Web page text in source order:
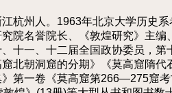
杭州人。1963年北京大学历史
院名誉院长、《敦煌研究》主
十一、十二届全国政协委员，
北朝洞窟的分期》《莫高窟隋
第一卷《莫高窟第266—275窟